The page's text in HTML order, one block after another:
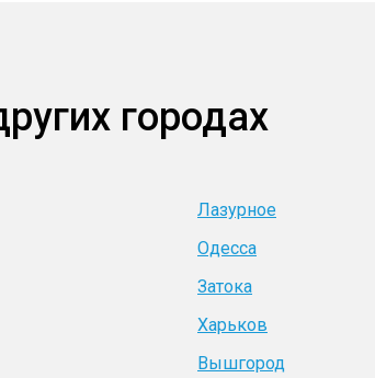
городах
Лазурное
Одесса
Затока
Харьков
Вышгород